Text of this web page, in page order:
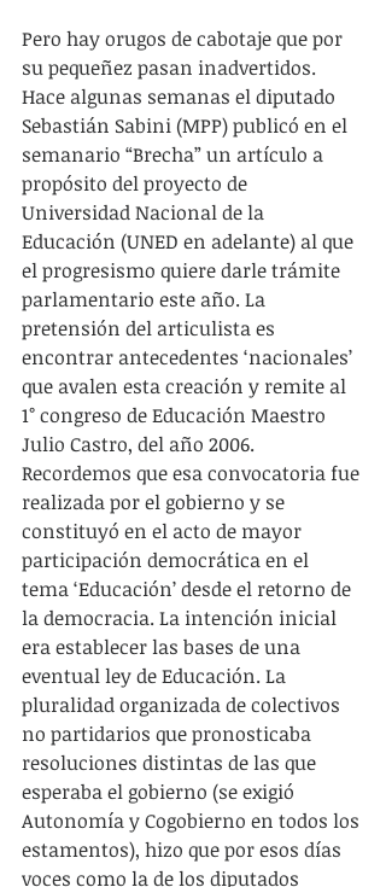
Pero hay orugos de cabotaje que por
su pequeñez pasan inadvertidos.
Hace algunas semanas el diputado
Sebastián Sabini (MPP) publicó en el
semanario “Brecha” un artículo a
propósito del proyecto de
Universidad Nacional de la
Educación (UNED en adelante) al que
el progresismo quiere darle trámite
parlamentario este año. La
pretensión del articulista es
encontrar antecedentes ‘nacionales’
que avalen esta creación y remite al
1° congreso de Educación Maestro
Julio Castro, del año 2006.
Recordemos que esa convocatoria fue
realizada por el gobierno y se
constituyó en el acto de mayor
participación democrática en el
tema ‘Educación’ desde el retorno de
la democracia. La intención inicial
era establecer las bases de una
eventual ley de Educación. La
pluralidad organizada de colectivos
no partidarios que pronosticaba
resoluciones distintas de las que
esperaba el gobierno (se exigió
Autonomía y Cogobierno en todos los
estamentos), hizo que por esos días
voces como la de los diputados